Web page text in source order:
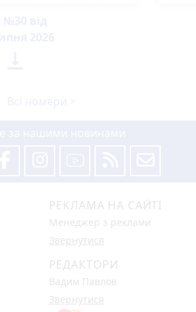
РЕКЛАМА НА САЙТІ
Менеджер з реклами
Звернутися
РЕДАКТОРИ
Вадим Павлов
Звернутися